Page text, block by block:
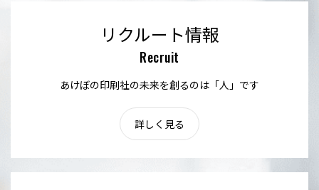
リクルート情報
Recruit
あけぼの印刷社の未来を創るのは「人」です
詳しく見る